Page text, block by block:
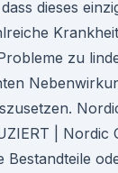
dieses
zu
| Nordic
Bestandteile